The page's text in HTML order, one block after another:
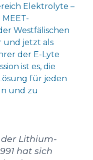
Elektrolyte –
Westfälischen
und jetzt als
der E-Lyte
ist es, die
für jeden
und zu
Lithium-
hat sich